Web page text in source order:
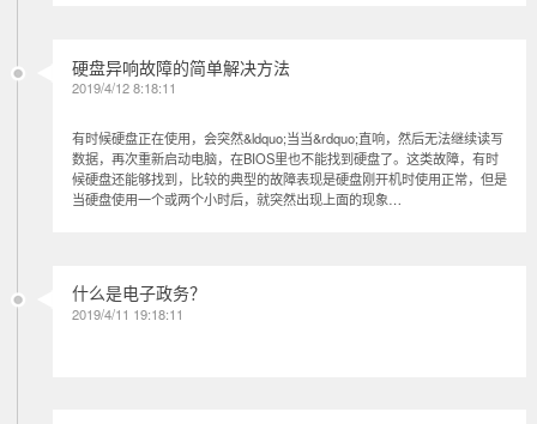
硬盘异响故障的简单解决方法
2019/4/12 8:18:11
有时候硬盘正在使用，会突然&ldquo;当当&rdquo;直响，然后无法继续读写
数据，再次重新启动电脑，在BIOS里也不能找到硬盘了。这类故障，有时
候硬盘还能够找到，比较的典型的故障表现是硬盘刚开机时使用正常，但是
当硬盘使用一个或两个小时后，就突然出现上面的现象…
什么是电子政务？
2019/4/11 19:18:11